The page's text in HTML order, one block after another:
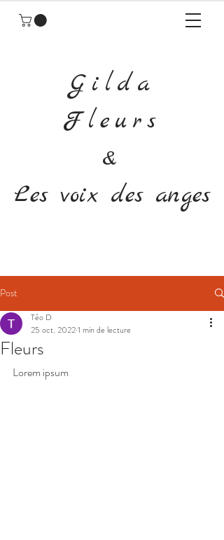
Gilda
Fleurs
&
Les voix des anges
Post
Fleurs
Téo D
25 oct. 20221 min de lecture
Lorem ipsum